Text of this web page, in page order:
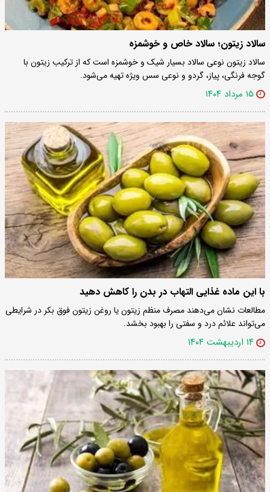
سالاد زیتون؛ سالاد خاص و خوشمزه
سالاد زیتون نوعی سالاد بسیار شیک و خوشمزه است که از ترکیب زیتون با
گوجه فرنگی، پیاز، گردو و نوعی سس ویژه تهیه می‌شود.
۱۵ مرداد ۱۴۰۴
با این ماده غذایی التهاب در بدن را کاهش دهید
مطالعات نشان می‌دهند مصرف منظم زیتون یا روغن زیتون فوق بکر در شرایطی
می‌تواند علائم درد و سفتی را بهبود بخشد.
۱۴ اردیبهشت ۱۴۰۴